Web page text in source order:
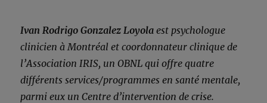
Ivan Rodrigo Gonzalez Loyola est psychologue
clinicien à Montréal et coordonnateur clinique de
l’Association IRIS, un OBNL qui offre quatre
différents services/programmes en santé mentale,
parmi eux un Centre d’intervention de crise.